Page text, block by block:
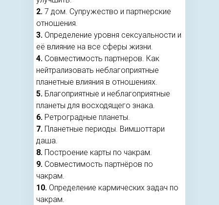
2. 7 дом. Супружество и партнерские
отношения.
3. Определение уровня сексуальности и
её влияние на все сферы жизни.
4. Совместимость партнеров. Как
нейтрализовать неблагоприятные
планетные влияния в отношениях.
5. Благоприятные и неблагоприятные
планеты для восходящего знака.
6. Ретроградные планеты.
7. Планетные периоды. Вимшоттари
даша.
8. Построение карты по чакрам.
9. Совместимость партнёров по
чакрам.
10. Определение кармических задач по
чакрам.